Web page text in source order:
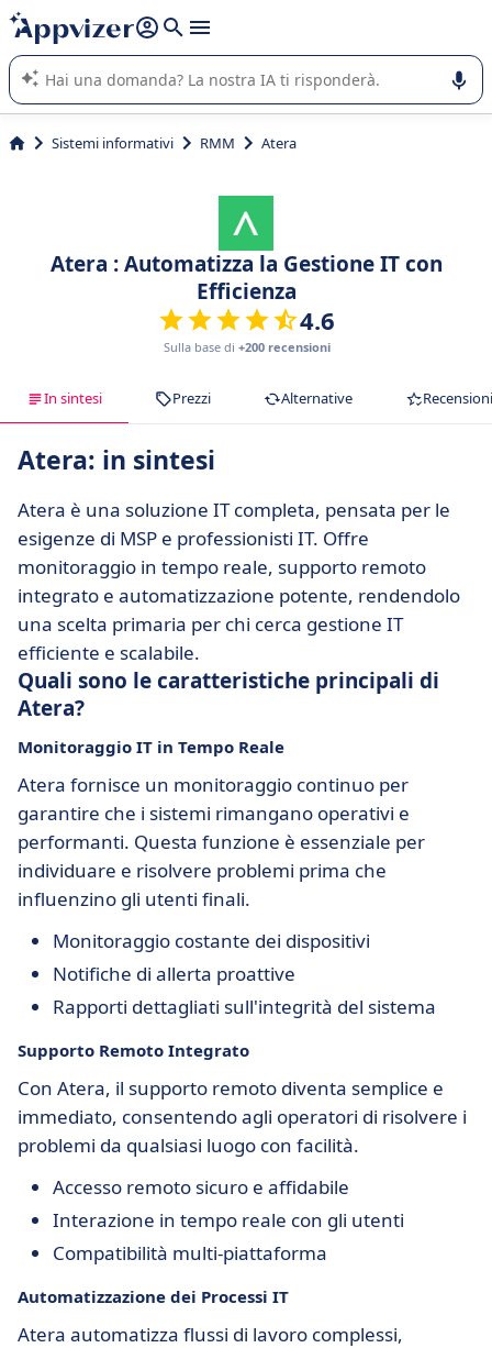
righe con
shift + enter
L'IA di Appvizer vi guida nell'utilizzo o nella scelta di un
software SaaS per la vostra azienda.
Sistemi informativi RMM Atera
Atera : Automatizza la Gestione IT con
Efficienza
4.6
Sulla base di +200 recensioni
In sintesi Prezzi Alternative Recensioni
Atera: in sintesi
Atera è una soluzione IT completa, pensata per le
esigenze di MSP e professionisti IT. Offre
monitoraggio in tempo reale, supporto remoto
integrato e automatizzazione potente, rendendolo
una scelta primaria per chi cerca gestione IT
efficiente e scalabile.
Quali sono le caratteristiche principali di
Atera?
Monitoraggio IT in Tempo Reale
Atera fornisce un monitoraggio continuo per
garantire che i sistemi rimangano operativi e
performanti. Questa funzione è essenziale per
individuare e risolvere problemi prima che
influenzino gli utenti finali.
Monitoraggio costante dei dispositivi
Notifiche di allerta proattive
Rapporti dettagliati sull'integrità del sistema
Supporto Remoto Integrato
Con Atera, il supporto remoto diventa semplice e
immediato, consentendo agli operatori di risolvere i
problemi da qualsiasi luogo con facilità.
Accesso remoto sicuro e affidabile
Interazione in tempo reale con gli utenti
Compatibilità multi-piattaforma
Automatizzazione dei Processi IT
Atera automatizza flussi di lavoro complessi,